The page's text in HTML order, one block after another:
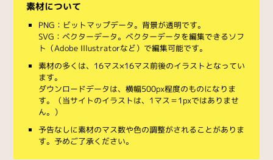
素材について
PNG：ビットマップデータ。背景が透明です。
SVG：ベクターデータ。ベクターデータを編集できるソフ
ト（Adobe Illustratorなど）で編集可能です。
素材の多くは、16マス×16マス前後のイラストとなってい
ます。
ダウンロードデータは、横幅500px程度のものになりま
す。（当サイトのイラストは、1マス＝1pxではありませ
ん。）
予告なしに素材のマス数や色の調整がされることがありま
す。予めご了承ください。